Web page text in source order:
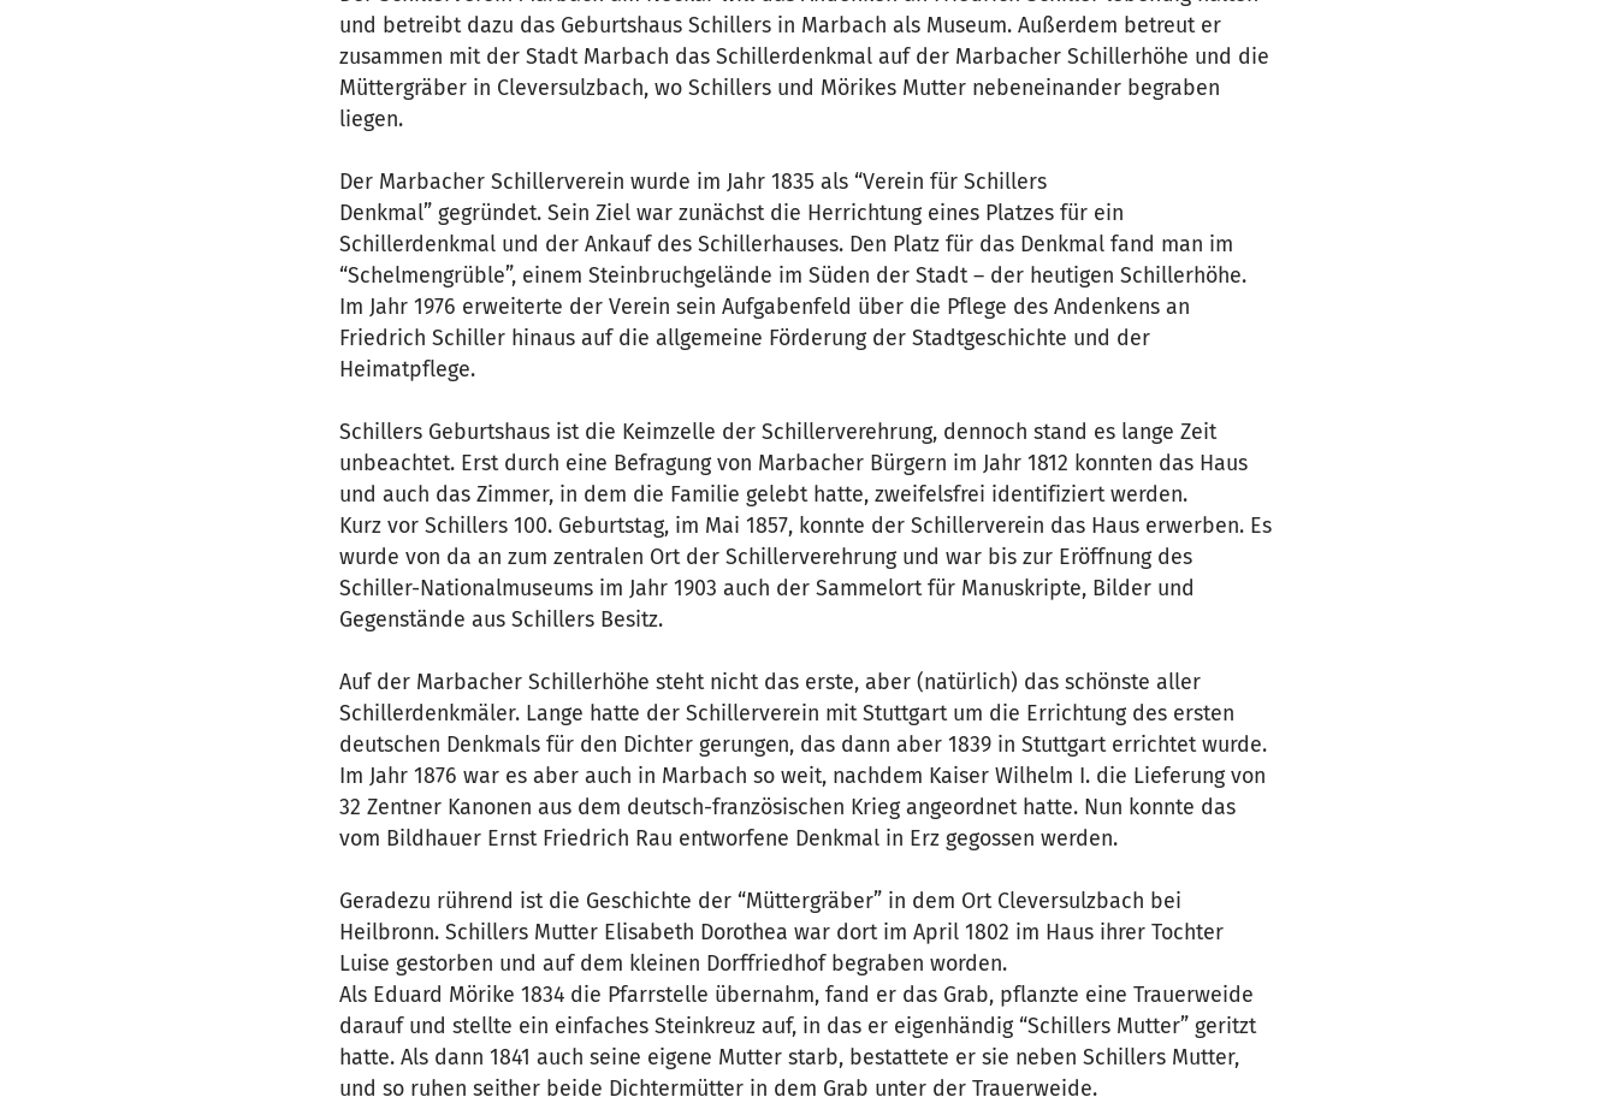
und betreibt dazu das Geburtshaus Schillers in Marbach als Museum. Außerdem betreut er
zusammen mit der Stadt Marbach das Schillerdenkmal auf der Marbacher Schillerhöhe und die
Müttergräber in Cleversulzbach, wo Schillers und Mörikes Mutter nebeneinander begraben
liegen.
Der Marbacher Schillerverein wurde im Jahr 1835 als “Verein für Schillers
Denkmal” gegründet. Sein Ziel war zunächst die Herrichtung eines Platzes für ein
Schillerdenkmal und der Ankauf des Schillerhauses. Den Platz für das Denkmal fand man im
“Schelmengrüble”, einem Steinbruchgelände im Süden der Stadt – der heutigen Schillerhöhe.
Im Jahr 1976 erweiterte der Verein sein Aufgabenfeld über die Pflege des Andenkens an
Friedrich Schiller hinaus auf die allgemeine Förderung der Stadtgeschichte und der
Heimatpflege.
Schillers Geburtshaus ist die Keimzelle der Schillerverehrung, dennoch stand es lange Zeit
unbeachtet. Erst durch eine Befragung von Marbacher Bürgern im Jahr 1812 konnten das Haus
und auch das Zimmer, in dem die Familie gelebt hatte, zweifelsfrei identifiziert werden.
Kurz vor Schillers 100. Geburtstag, im Mai 1857, konnte der Schillerverein das Haus erwerben. Es
wurde von da an zum zentralen Ort der Schillerverehrung und war bis zur Eröffnung des
Schiller-Nationalmuseums im Jahr 1903 auch der Sammelort für Manuskripte, Bilder und
Gegenstände aus Schillers Besitz.
Auf der Marbacher Schillerhöhe steht nicht das erste, aber (natürlich) das schönste aller
Schillerdenkmäler. Lange hatte der Schillerverein mit Stuttgart um die Errichtung des ersten
deutschen Denkmals für den Dichter gerungen, das dann aber 1839 in Stuttgart errichtet wurde.
Im Jahr 1876 war es aber auch in Marbach so weit, nachdem Kaiser Wilhelm I. die Lieferung von
32 Zentner Kanonen aus dem deutsch-französischen Krieg angeordnet hatte. Nun konnte das
vom Bildhauer Ernst Friedrich Rau entworfene Denkmal in Erz gegossen werden.
Geradezu rührend ist die Geschichte der “Müttergräber” in dem Ort Cleversulzbach bei
Heilbronn. Schillers Mutter Elisabeth Dorothea war dort im April 1802 im Haus ihrer Tochter
Luise gestorben und auf dem kleinen Dorffriedhof begraben worden.
Als Eduard Mörike 1834 die Pfarrstelle übernahm, fand er das Grab, pflanzte eine Trauerweide
darauf und stellte ein einfaches Steinkreuz auf, in das er eigenhändig “Schillers Mutter” geritzt
hatte. Als dann 1841 auch seine eigene Mutter starb, bestattete er sie neben Schillers Mutter,
und so ruhen seither beide Dichtermütter in dem Grab unter der Trauerweide.